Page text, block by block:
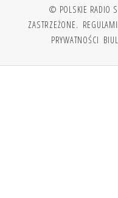
© POLSKIE RADIO
ZASTRZEŻONE.
PRYWATNOŚCI